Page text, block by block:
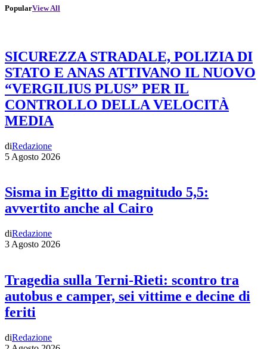
PopularView All
SICUREZZA STRADALE, POLIZIA DI
STATO E ANAS ATTIVANO IL NUOVO
“VERGILIUS PLUS” PER IL
CONTROLLO DELLA VELOCITÀ
MEDIA
diRedazione
5 Agosto 2026
Sisma in Egitto di magnitudo 5,5:
avvertito anche al Cairo
diRedazione
3 Agosto 2026
Tragedia sulla Terni-Rieti: scontro tra
autobus e camper, sei vittime e decine di
feriti
diRedazione